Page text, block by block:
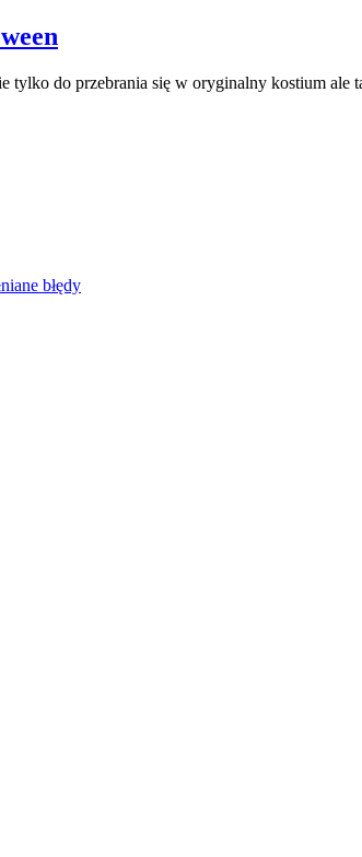
tylko do przebrania się w oryginalny kostium
błędy